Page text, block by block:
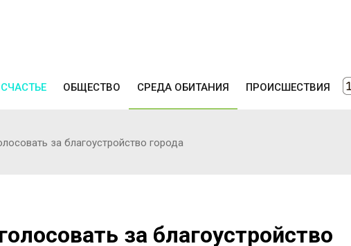
ОБЩЕСТВО СРЕДА ОБИТАНИЯ ПРОИСШЕСТВИЯ
за благоустройство города
за благоустройство